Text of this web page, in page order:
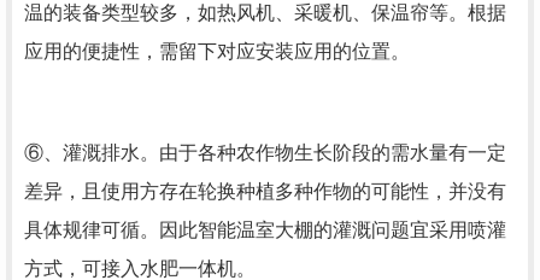
温的装备类型较多，如热风机、采暖机、保温帘等。根据
应用的便捷性，需留下对应安装应用的位置。
⑥、灌溉排水。由于各种农作物生长阶段的需水量有一定
差异，且使用方存在轮换种植多种作物的可能性，并没有
具体规律可循。因此智能温室大棚的灌溉问题宜采用喷灌
方式，可接入水肥一体机。